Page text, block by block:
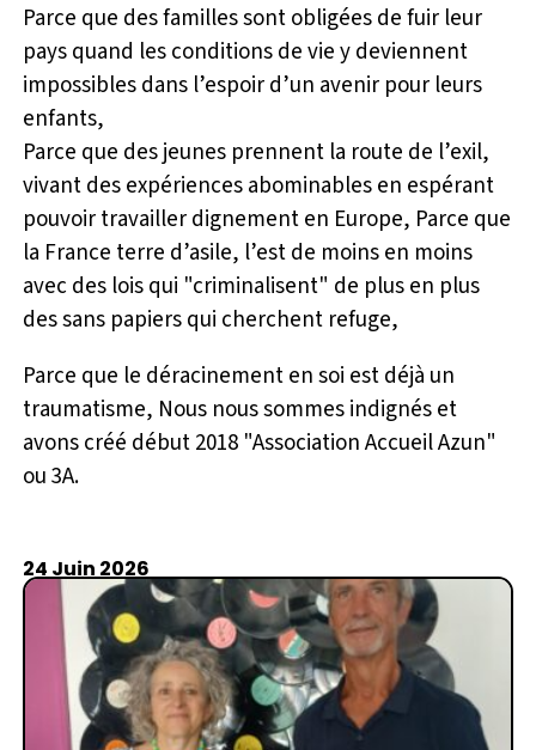
Parce que des familles sont obligées de fuir leur
pays quand les conditions de vie y deviennent
impossibles dans l’espoir d’un avenir pour leurs
enfants,
Parce que des jeunes prennent la route de l’exil,
vivant des expériences abominables en espérant
pouvoir travailler dignement en Europe, Parce que
la France terre d’asile, l’est de moins en moins
avec des lois qui "criminalisent" de plus en plus
des sans papiers qui cherchent refuge,
Parce que le déracinement en soi est déjà un
traumatisme, Nous nous sommes indignés et
avons créé début 2018 "Association Accueil Azun"
ou 3A.
24 Juin 2026